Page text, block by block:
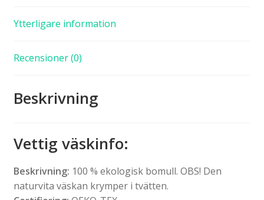
Ytterligare information
Recensioner (0)
Beskrivning
Vettig väskinfo:
Beskrivning: 100 % ekologisk bomull. OBS! Den
naturvita väskan krymper i tvätten.